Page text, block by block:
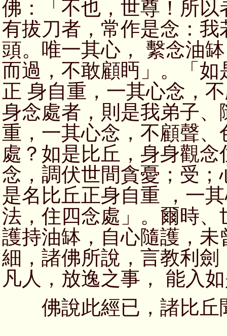
佛：「不也，世尊！所
有拔刀者，常作是念：
頭。唯一其心， 繫念油
而過，不敢顧眄」。「
正 身自重，一其心念，
身念處者，則是我弟子
重，一其心念，不顧聲
處？如是比丘，身身觀念
念，調伏世間貪憂；受
是名比丘正身自重 ，一
法，住四念處」。爾時
護持油缽，自心隨護，
細，諸佛所說，言教利
凡人，放逸之事， 能入
佛說此經已，諸比丘